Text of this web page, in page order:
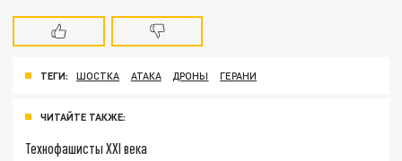
ТЕГИ: ШОСТКА АТАКА ДРОНЫ ГЕРАНИ
ЧИТАЙТЕ ТАКЖЕ:
Технофашисты XXI века